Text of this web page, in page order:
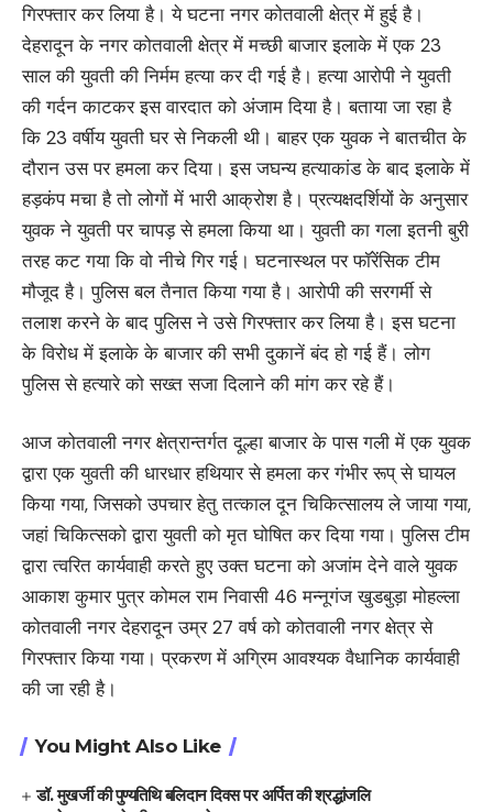
गिरफ्तार कर लिया है। ये घटना नगर कोतवाली क्षेत्र में हुई है।
देहरादून के नगर कोतवाली क्षेत्र में मच्छी बाजार इलाके में एक 23
साल की युवती की निर्मम हत्या कर दी गई है। हत्या आरोपी ने युवती
की गर्दन काटकर इस वारदात को अंजाम दिया है। बताया जा रहा है
कि 23 वर्षीय युवती घर से निकली थी। बाहर एक युवक ने बातचीत के
दौरान उस पर हमला कर दिया। इस जघन्य हत्याकांड के बाद इलाके में
हड़कंप मचा है तो लोगों में भारी आक्रोश है। प्रत्यक्षदर्शियों के अनुसार
युवक ने युवती पर चापड़ से हमला किया था। युवती का गला इतनी बुरी
तरह कट गया कि वो नीचे गिर गई। घटनास्थल पर फॉरेंसिक टीम
मौजूद है। पुलिस बल तैनात किया गया है। आरोपी की सरगर्मी से
तलाश करने के बाद पुलिस ने उसे गिरफ्तार कर लिया है। इस घटना
के विरोध में इलाके के बाजार की सभी दुकानें बंद हो गई हैं। लोग
पुलिस से हत्यारे को सख्त सजा दिलाने की मांग कर रहे हैं।
आज कोतवाली नगर क्षेत्रान्तर्गत दूल्हा बाजार के पास गली में एक युवक
द्वारा एक युवती की धारधार हथियार से हमला कर गंभीर रूप् से घायल
किया गया, जिसको उपचार हेतु तत्काल दून चिकित्सालय ले जाया गया,
जहां चिकित्सको द्वारा युवती को मृत घोषित कर दिया गया। पुलिस टीम
द्वारा त्वरित कार्यवाही करते हुए उक्त घटना को अजांम देने वाले युवक
आकाश कुमार पुत्र कोमल राम निवासी 46 मन्नूगंज खुडबुड़ा मोहल्ला
कोतवाली नगर देहरादून उम्र 27 वर्ष को कोतवाली नगर क्षेत्र से
गिरफ्तार किया गया। प्रकरण में अग्रिम आवश्यक वैधानिक कार्यवाही
की जा रही है।
You Might Also Like
डॉ. मुखर्जी की पुण्यतिथि बलिदान दिवस पर अर्पित की श्रद्धांजलि